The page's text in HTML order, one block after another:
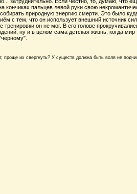
кончиках пальцев левой руки свою
природную энергию смерти. Это было
с тем, что он использует внешний источник
он не мог. В его голове
ну и в целом сама детская жизнь, когда мир
их свергнуть? У существ должна быть воля не